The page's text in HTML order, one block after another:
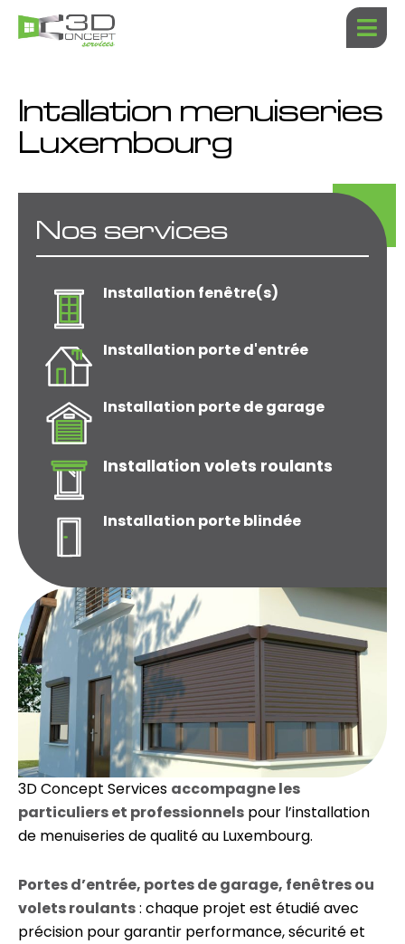
Aller
au
Intallation menuiseries
Luxembourg
Nos services
Installation fenêtre(s)
Installation porte d'entrée
Installation porte de garage
Installation volets roulants
Installation porte blindée
3D Concept Services accompagne les
particuliers et professionnels pour l’installation
de menuiseries de qualité au Luxembourg.
Portes d’entrée, portes de garage, fenêtres ou
volets roulants: chaque projet est étudié avec
précision pour garantir performance, sécurité et